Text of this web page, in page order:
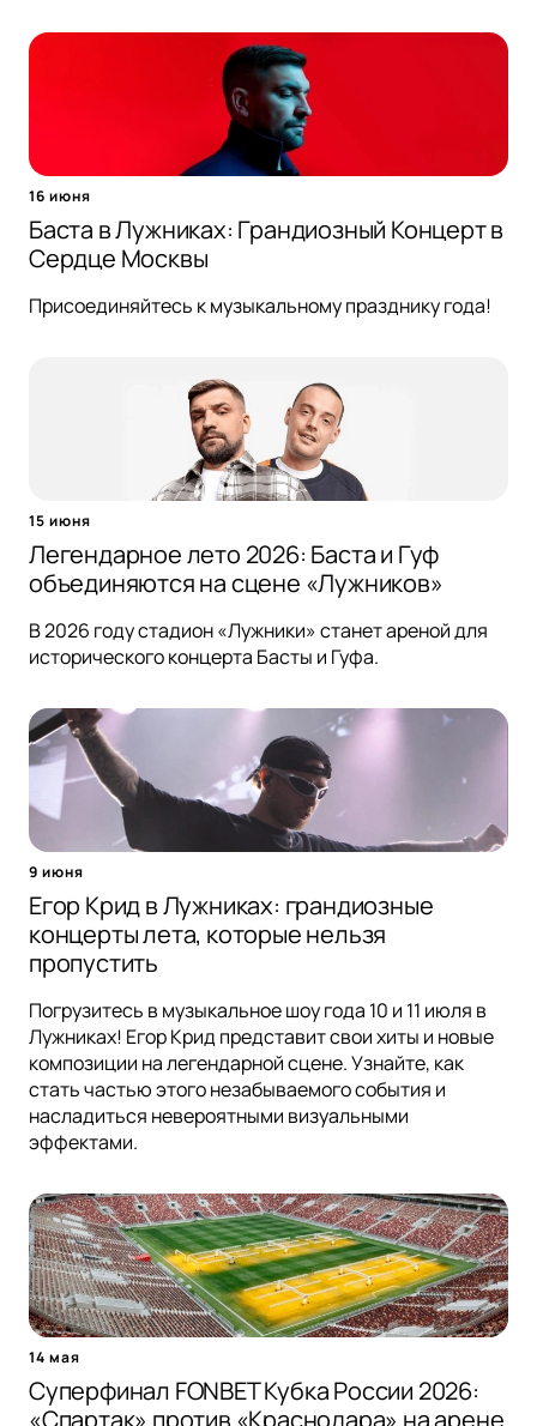
16 июня
Баста в Лужниках: Грандиозный Концерт в
Сердце Москвы
Присоединяйтесь к музыкальному празднику года!
15 июня
Легендарное лето 2026: Баста и Гуф
объединяются на сцене «Лужников»
В 2026 году стадион «Лужники» станет ареной для
исторического концерта Басты и Гуфа.
9 июня
Егор Крид в Лужниках: грандиозные
концерты лета, которые нельзя
пропустить
Погрузитесь в музыкальное шоу года 10 и 11 июля в
Лужниках! Егор Крид представит свои хиты и новые
композиции на легендарной сцене. Узнайте, как
стать частью этого незабываемого события и
насладиться невероятными визуальными
эффектами.
14 мая
Суперфинал FONBET Кубка России 2026: